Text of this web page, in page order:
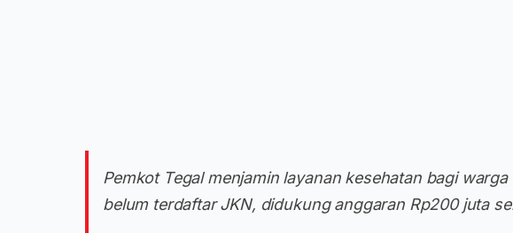
Pemkot Tegal menjamin layanan kesehatan bagi
belum terdaftar JKN, didukung anggaran Rp200 juta